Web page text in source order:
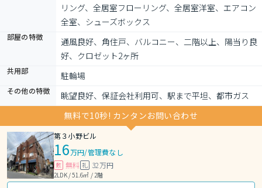
リング、全居室フローリング、全居室洋室、エアコン
全室、シューズボックス
部屋の特徴
通風良好、角住戸、バルコニー、二階以上、陽当り良
好、クロゼット2ヶ所
共用部 駐輪場
その他の特徴
眺望良好、保証会社利用可、駅まで平坦、都市ガス
無料で10秒! カンタンお問い合わせ
第３小野ビル
16万円/管理費なし
敷 無料 礼 32万円
2LDK / 51.6㎡ / 2階